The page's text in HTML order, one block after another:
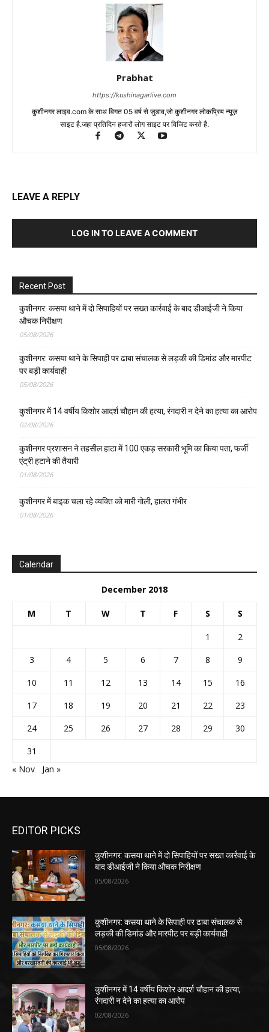
Prabhat
https://kushinagarlive.com
कुशीनगर लाइव.com के साथ विगत 05 वर्ष से जुडाव,जो कुशीनगर लोकप्रिय न्यूज़
साइट है.जहा प्रतिदिन हजारों लोग साइट पर विजिट करते है.
LEAVE A REPLY
LOG IN TO LEAVE A COMMENT
Recent Post
कुशीनगर: कसया थाने में दो सिपाहियों पर सख्त कार्रवाई के बाद डीआईजी ने किया
औचक निरीक्षण
05/08/2026
कुशीनगर: कसया थाने के सिपाही पर ढाबा संचालक से लड़की की डिमांड और मारपीट
पर बड़ी कार्यवाही
05/08/2026
कुशीनगर में 14 वर्षीय किशोर आदर्श चौहान की हत्या, रंगदारी न देने का हत्या का आरोप
02/08/2026
कुशीनगर प्रशासन ने तहसील हाटा में 100 एकड़ सरकारी भूमि का किया पता, फर्जी
एंट्री हटाने की तैयारी
01/08/2026
कुशीनगर में बाइक चला रहे व्यक्ति को मारी गोली, हालत गंभीर
01/08/2026
Calendar
December 2018
M T W T F S S
1
2
3
4 5 6 7 8
9
10
11 12 13 14 15
16
17
18 19 20 21 22
23
24
25 26 27 28 29
30
31
« Nov
Jan »
EDITOR PICKS
कुशीनगर: कसया थाने में दो सिपाहियों पर सख्त कार्रवाई के
बाद डीआईजी ने किया औचक निरीक्षण
05/08/2026
कुशीनगर: कसया थाने के सिपाही पर ढाबा संचालक से
लड़की की डिमांड और मारपीट पर बड़ी कार्यवाही
05/08/2026
कुशीनगर में 14 वर्षीय किशोर आदर्श चौहान की हत्या,
रंगदारी न देने का हत्या का आरोप
02/08/2026